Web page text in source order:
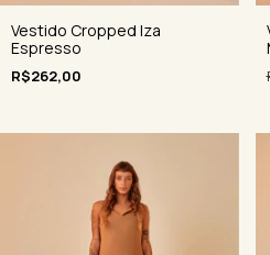
Vestido Cropped Iza
Espresso
R$262,00